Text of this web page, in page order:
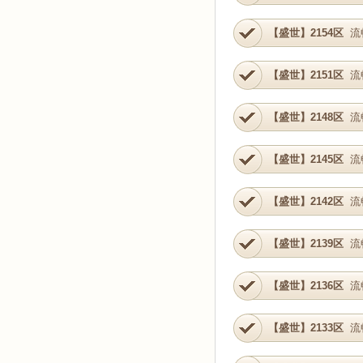
【盛世】2154区 流
【盛世】2151区 流
【盛世】2148区 流
【盛世】2145区 流
【盛世】2142区 流
【盛世】2139区 流
【盛世】2136区 流
【盛世】2133区 流